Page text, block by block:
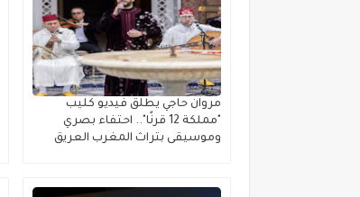
مروان حاجي يطلق فيديو كليب
"مملكة 12 قرنًا".. احتفاء بصري
وموسيقى بتراث المغرب العريق